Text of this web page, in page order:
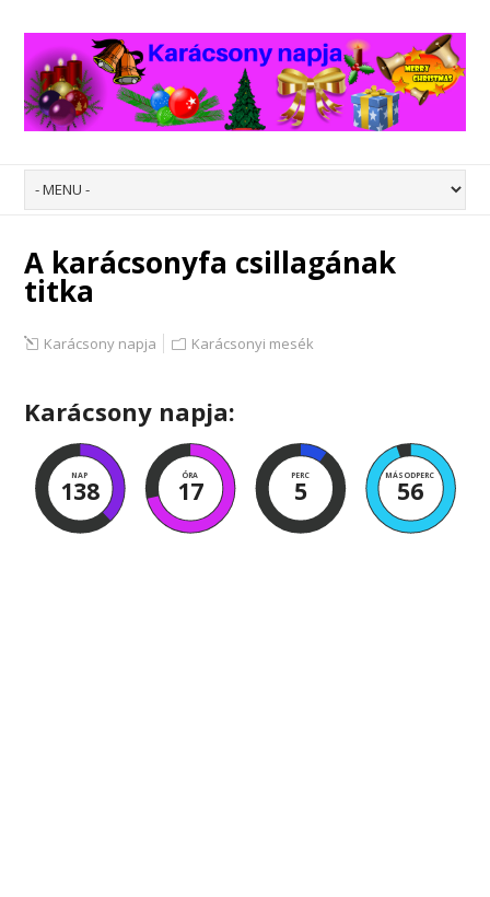
A karácsonyfa csillagának
titka
Karácsony napja Karácsonyi mesék
Karácsony napja:
NAP
138
ÓRA
17
PERC
5
MÁSODPERC
56